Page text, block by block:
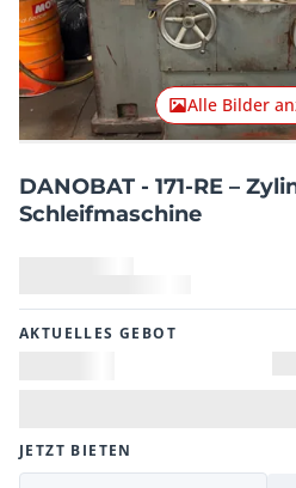
Alle Bilder
DANOBAT - 171-RE –
Schleifmaschine
AKTUELLES GEBOT
JETZT BIETEN